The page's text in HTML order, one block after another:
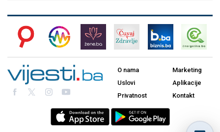
O nama
Uslovi
Privatnost
Marketing
Aplikacije
Kontakt